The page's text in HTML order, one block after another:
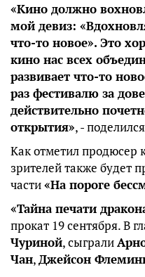
«Кино должно
мой девиз:
что-то новое». Это
кино нас всех
развивает что-то
раз фестивалю за
действительно
открытия», - поделился
Как отметил продюсер
зрителей также будет
части«На пороге
«Тайна печати
прокат 19 сентября. В
Чуриной, сыграли
Чан,Джейсон